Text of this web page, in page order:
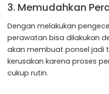
3. Memudahkan
Dengan melakukan
perawatan bisa dilakukan
akan membuat ponsel jadi
kerusakan karena proses
cukup rutin.